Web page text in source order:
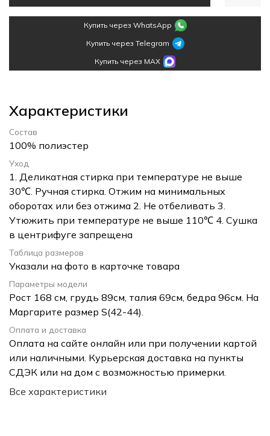
Купить через WhatsApp
Купить через Telegram
Купить через MAX
Характеристики
Состав
100% полиэстер
Уход
1. Деликатная стирка при температуре не выше
30℃. Ручная стирка. Отжим на минимальных
оборотах или без отжима 2. Не отбеливать 3.
Утюжить при температуре не выше 110℃ 4. Сушка
в центрифуге запрещена
Таблица размеров
Указали на фото в карточке товара
Параметры модели
Рост 168 см, грудь 89см, талия 69см, бедра 96см. На
Маргарите размер S(42-44).
Оплата и доставка
Оплата на сайте онлайн или при получении картой
или наличными. Курьерская доставка на пункты
СДЭК или на дом с возможностью примерки.
Все характеристики